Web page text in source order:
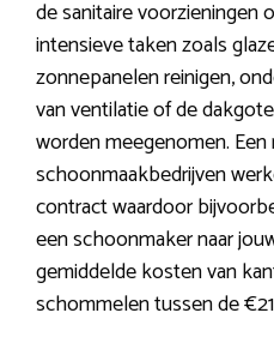
de sanitaire voorzieningen
intensieve taken zoals
zonnepanelen reinigen,
van ventilatie of de
worden meegenomen.
schoonmaakbedrijven
contract waardoor
een schoonmaker naar
gemiddelde kosten van
schommelen tussen de